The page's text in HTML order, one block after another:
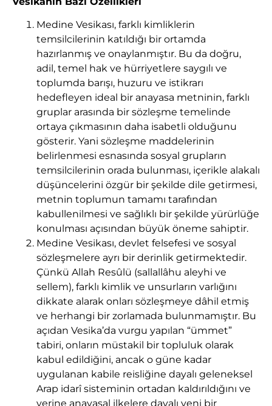
Medine Vesikası, farklı kimliklerin
temsilcilerinin katıldığı bir ortamda
hazırlanmış ve onaylanmıştır. Bu da doğru,
adil, temel hak ve hürriyetlere saygılı ve
toplumda barışı, huzuru ve istikrarı
hedefleyen ideal bir anayasa metninin, farklı
gruplar arasında bir sözleşme temelinde
ortaya çıkmasının daha isabetli olduğunu
gösterir. Yani sözleşme maddelerinin
belirlenmesi esnasında sosyal grupların
temsilcilerinin orada bulunması, içerikle alakalı
düşüncelerini özgür bir şekilde dile getirmesi,
metnin toplumun tamamı tarafından
kabullenilmesi ve sağlıklı bir şekilde yürürlüğe
konulması açısından büyük öneme sahiptir.
Medine Vesikası, devlet felsefesi ve sosyal
sözleşmelere ayrı bir derinlik getirmektedir.
Çünkü Allah Resûlü (sallallâhu aleyhi ve
sellem), farklı kimlik ve unsurların varlığını
dikkate alarak onları sözleşmeye dâhil etmiş
ve herhangi bir zorlamada bulunmamıştır. Bu
açıdan Vesika’da vurgu yapılan “ümmet”
tabiri, onların müstakil bir topluluk olarak
kabul edildiğini, ancak o güne kadar
uygulanan kabile reisliğine dayalı geleneksel
Arap idarî sisteminin ortadan kaldırıldığını ve
yerine anayasal ilkelere dayalı yeni bir